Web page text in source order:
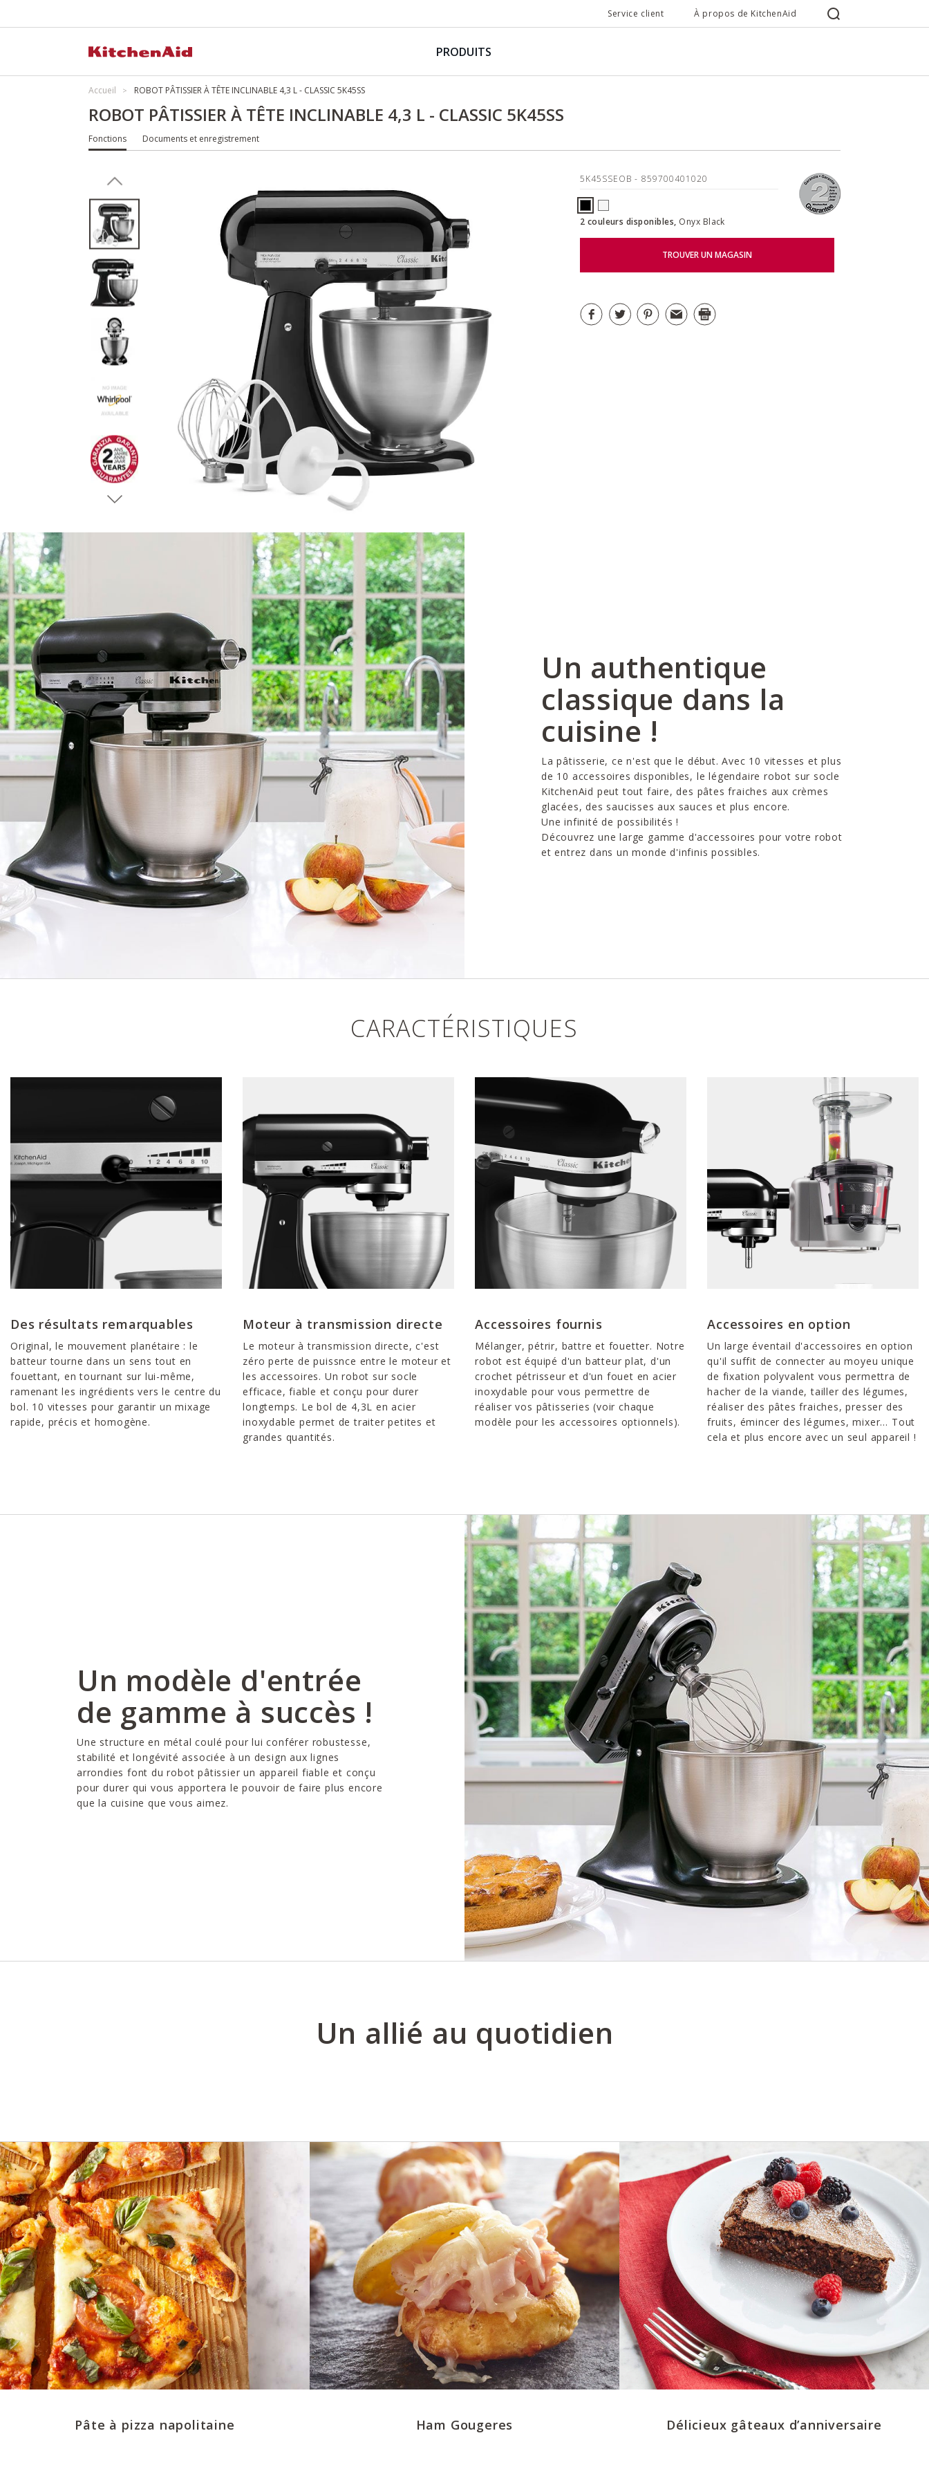
Service client À propos de KitchenAid
PRODUITS
Accueil ROBOT PÂTISSIER À TÊTE INCLINABLE 4,3 L - CLASSIC 5K45SS
ROBOT PÂTISSIER À TÊTE INCLINABLE 4,3 L - CLASSIC 5K45SS
Fonctions Documents et enregistrement
5K45SSEOB- 859700401020
2 couleurs disponibles, Onyx Black
TROUVER UN MAGASIN
Un authentique
classique dans la
cuisine !
La pâtisserie, ce n'est que le début. Avec 10 vitesses et plus
de 10 accessoires disponibles, le légendaire robot sur socle
KitchenAid peut tout faire, des pâtes fraiches aux crèmes
glacées, des saucisses aux sauces et plus encore.
Une infinité de possibilités !
Découvrez une large gamme d'accessoires pour votre robot
et entrez dans un monde d'infinis possibles.
CARACTÉRISTIQUES
Des résultats remarquables
Original, le mouvement planétaire : le
batteur tourne dans un sens tout en
fouettant, en tournant sur lui-même,
ramenant les ingrédients vers le centre du
bol. 10 vitesses pour garantir un mixage
rapide, précis et homogène.
Moteur à transmission directe
Le moteur à transmission directe, c'est
zéro perte de puissnce entre le moteur et
les accessoires. Un robot sur socle
efficace, fiable et conçu pour durer
longtemps. Le bol de 4,3L en acier
inoxydable permet de traiter petites et
grandes quantités.
Accessoires fournis
Mélanger, pétrir, battre et fouetter. Notre
robot est équipé d'un batteur plat, d'un
crochet pétrisseur et d'un fouet en acier
inoxydable pour vous permettre de
réaliser vos pâtisseries (voir chaque
modèle pour les accessoires optionnels).
Accessoires en option
Un large éventail d'accessoires en option
qu'il suffit de connecter au moyeu unique
de fixation polyvalent vous permettra de
hacher de la viande, tailler des légumes,
réaliser des pâtes fraiches, presser des
fruits, émincer des légumes, mixer… Tout
cela et plus encore avec un seul appareil !
Un modèle d'entrée
de gamme à succès !
Une structure en métal coulé pour lui conférer robustesse,
stabilité et longévité associée à un design aux lignes
arrondies font du robot pâtissier un appareil fiable et conçu
pour durer qui vous apportera le pouvoir de faire plus encore
que la cuisine que vous aimez.
Un allié au quotidien
Pâte à pizza napolitaine Ham Gougeres Délicieux gâteaux d’anniversaire